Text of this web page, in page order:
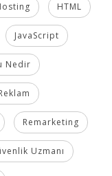
HTML
JavaScript
Nedir
Remarketing
Uzmanı